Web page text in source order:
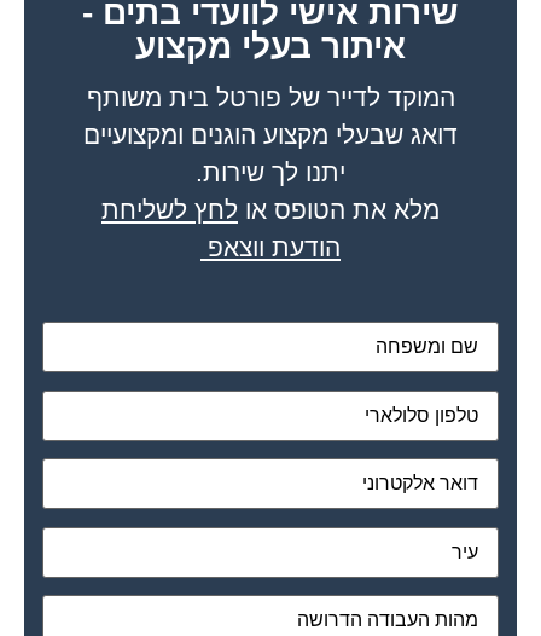
איתור בעלי מקצוע
המוקד לדייר של פורטל בית משותף
דואג שבעלי מקצוע הוגנים ומקצועיים
יתנו לך שירות.
מלא את הטופס אולחץ לשליחת
הודעת ווצאפ